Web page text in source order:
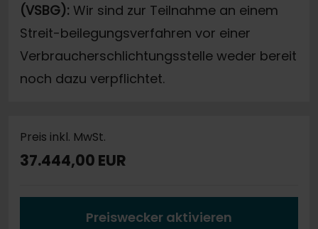
(VSBG): Wir sind zur Teilnahme an einem
Streit-beilegungsverfahren vor einer
Verbraucherschlichtungsstelle weder bereit
noch dazu verpflichtet.
Preis inkl. MwSt.
37.444,00 EUR
Preiswecker aktivieren